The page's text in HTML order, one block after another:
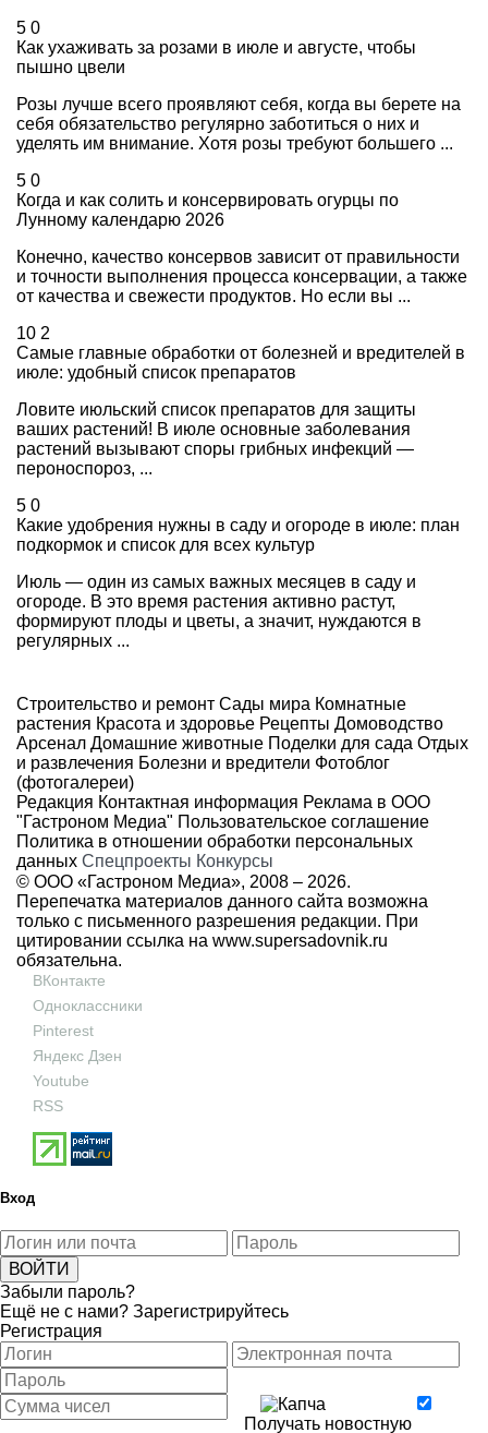
5 0
Как ухаживать за розами в июле и августе, чтобы
пышно цвели
Розы лучше всего проявляют себя, когда вы берете на
себя обязательство регулярно заботиться о них и
уделять им внимание. Хотя розы требуют большего ...
5 0
Когда и как солить и консервировать огурцы по
Лунному календарю 2026
Конечно, качество консервов зависит от правильности
и точности выполнения процесса консервации, а также
от качества и свежести продуктов. Но если вы ...
10 2
Самые главные обработки от болезней и вредителей в
июле: удобный список препаратов
Ловите июльский список препаратов для защиты
ваших растений! В июле основные заболевания
растений вызывают споры грибных инфекций —
пероноспороз, ...
5 0
Какие удобрения нужны в саду и огороде в июле: план
подкормок и список для всех культур
Июль — один из самых важных месяцев в саду и
огороде. В это время растения активно растут,
формируют плоды и цветы, а значит, нуждаются в
регулярных ...
Строительство и ремонт Сады мира Комнатные
растения Красота и здоровье Рецепты Домоводство
Арсенал Домашние животные Поделки для сада Отдых
и развлечения Болезни и вредители Фотоблог
(фотогалереи)
Редакция Контактная информация Реклама в ООО
"Гастроном Медиа" Пользовательское соглашение
Политика в отношении обработки персональных
данных Спецпроекты Конкурсы
© ООО «Гастроном Медиа», 2008 – 2026.
Перепечатка материалов данного сайта возможна
только с письменного разрешения редакции. При
цитировании ссылка на www.supersadovnik.ru
обязательна.
ВКонтакте
Одноклассники
Pinterest
Яндекс Дзен
Youtube
RSS
Вход
Забыли пароль?
Ещё не с нами? Зарегистрируйтесь
Регистрация
Получать новостную